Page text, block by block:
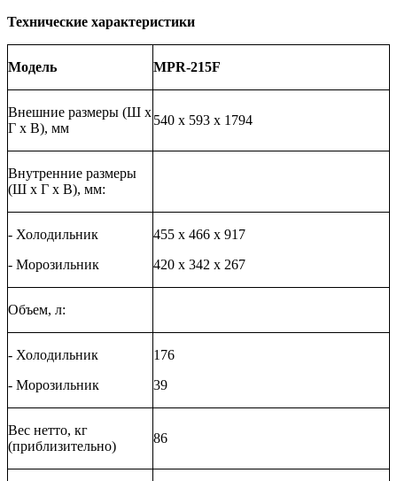
Технические характеристики
Модель MPR-215F
Внешние размеры (Ш х
Г х В), мм
540 х 593 х 1794
Внутренние размеры
(Ш х Г х В), мм:
- Холодильник
- Морозильник
455 х 466 х 917
420 х 342 х 267
Объем, л:
- Холодильник
- Морозильник
176
39
Вес нетто, кг
(приблизительно)
86